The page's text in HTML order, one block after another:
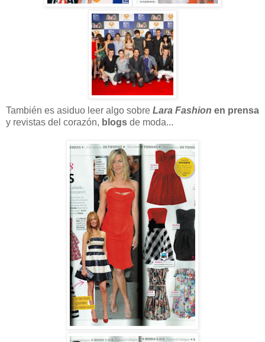
También es asiduo leer algo sobre Lara Fashion en prensa
y revistas del corazón, blogs de moda...